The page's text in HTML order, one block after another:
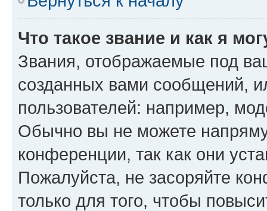
Что такое звание и как я
Звания, отображаемые под
созданных вами сообщений,
пользователей: например,
Обычно вы не можете
конференции, так как они
Пожалуйста, не засоряйте
только для того, чтобы